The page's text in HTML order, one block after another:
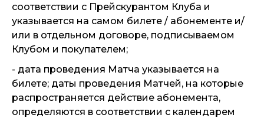
соответствии с Прейскурантом Клуба и
указывается на самом билете / абонементе и/
или в отдельном договоре, подписываемом
Клубом и покупателем;
- дата проведения Матча указывается на
билете; даты проведения Матчей, на которые
распространяется действие абонемента,
определяются в соответствии с календарем